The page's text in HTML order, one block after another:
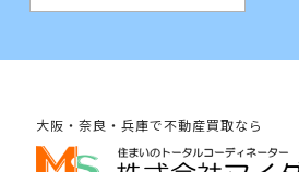
大阪・奈良・兵庫で不動産買取なら